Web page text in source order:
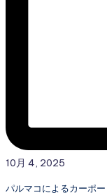
10月 4, 2025
パルマコによるカーポ